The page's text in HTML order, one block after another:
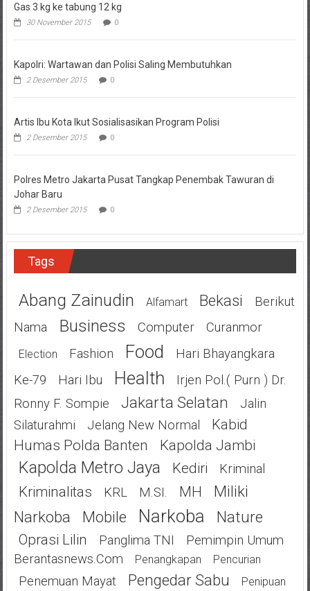
Gas 3 kg ke tabung 12 kg
30 November 2015 0
Kapolri: Wartawan dan Polisi Saling Membutuhkan
2 Desember 2015 0
Artis Ibu Kota Ikut Sosialisasikan Program Polisi
2 Desember 2015 0
Polres Metro Jakarta Pusat Tangkap Penembak Tawuran di
Johar Baru
2 Desember 2015 0
Tags
Abang Zainudin Alfamart Bekasi
Berikut
Nama
Business Computer Curanmor
Election Fashion Food
Hari Bhayangkara
Ke-79
Hari Ibu Health
Irjen Pol.( Purn ) Dr.
Ronny F. Sompie
Jakarta Selatan
Jalin
Silaturahmi
Jelang New Normal
Kabid
Humas Polda Banten
Kapolda Jambi
Kapolda Metro Jaya Kediri Kriminal
Kriminalitas KRL M.SI. MH
Miliki
Narkoba
Mobile Narkoba Nature
Oprasi Lilin Panglima TNI
Pemimpin Umum
Berantasnews.com
Penangkapan Pencurian
Penemuan Mayat Pengedar Sabu
Penipuan